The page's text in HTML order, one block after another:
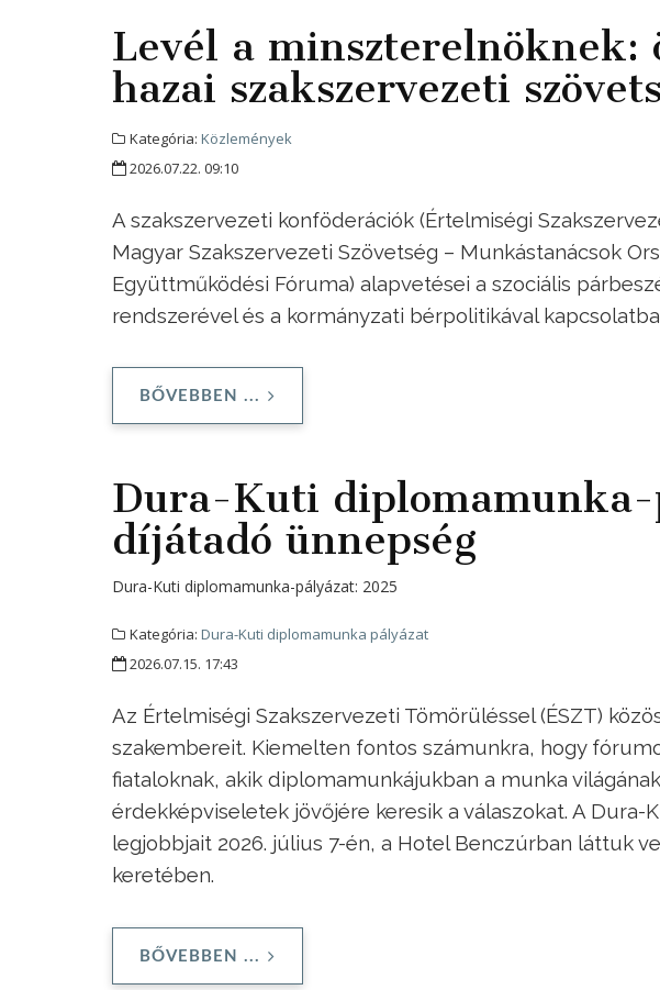
Levél a minszterelnöknek:
hazai szakszervezeti
Kategória: Közlemények
2026.07.22. 09:10
A szakszervezeti konföderációk (Értelmiségi
Magyar Szakszervezeti Szövetség – Munkástanácsok
Együttműködési Fóruma) alapvetései a szociális
rendszerével és a kormányzati bérpolitikával
BŐVEBBEN ...
Dura-Kuti diplomamunka-
díjátadó ünnepség
Dura-Kuti diplomamunka-pályázat: 2025
Kategória: Dura-Kuti diplomamunka pályázat
2026.07.15. 17:43
Az Értelmiségi Szakszervezeti Tömörüléssel (ÉSZT)
szakembereit. Kiemelten fontos számunkra, hogy
fiataloknak, akik diplomamunkájukban a munka
érdekképviseletek jövőjére keresik a válaszokat. A
legjobbjait 2026. július 7-én, a Hotel Benczúrban láttuk
keretében.
BŐVEBBEN ...